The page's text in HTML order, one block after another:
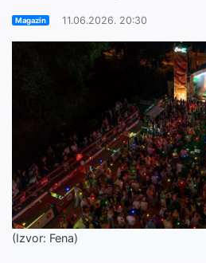
Magazin 11.06.2026. 20:30
(Izvor: Fena)